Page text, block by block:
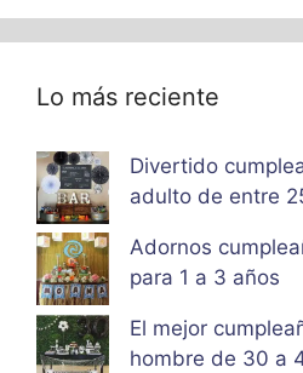
Lo más reciente
Divertido
adulto de entre
Adornos
para 1 a 3 años
El mejor
hombre de 30 a